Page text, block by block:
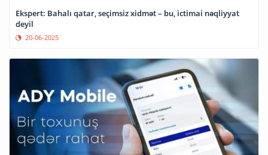
Ekspert: Bahalı qatar, seçimsiz xidmət – bu, ictimai nəqliyyat
deyil
20-06-2025